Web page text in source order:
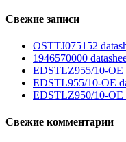
Свежие записи
OSTTJ075152
1946570000
EDSTLZ955/10-OE
EDSTL955/10-OE
EDSTLZ950/10-OE
Свежие комментарии